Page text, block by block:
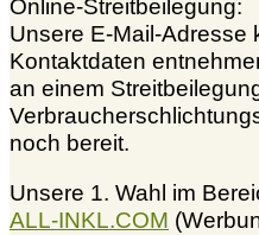
Online-Streitbeilegung:
Unsere E-Mail-Adresse
Kontaktdaten
an einem
noch bereit.
Unsere 1. Wahl im
ALL-INKL.COM